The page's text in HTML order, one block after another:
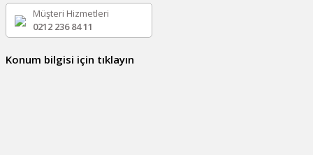
Müşteri Hizmetleri
0212 236 84 11
Konum bilgisi için tıklayın